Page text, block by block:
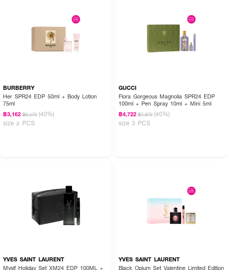
BURBERRY
Her SPR24 EDP 50ml + Body Lotion
75ml
฿3,162 ฿5,270 (40%)
size 2 PCS
GUCCI
Flora Gorgeous Magnolia SPR24 EDP
100ml + Pen Spray 10ml + Mini 5ml
฿4,722 ฿7,870 (40%)
size 3 PCS
YVES SAINT LAURENT
Myslf Holiday Set XM24 EDP 100ML +
YVES SAINT LAURENT
Black Opium Set Valentine Limited Edition